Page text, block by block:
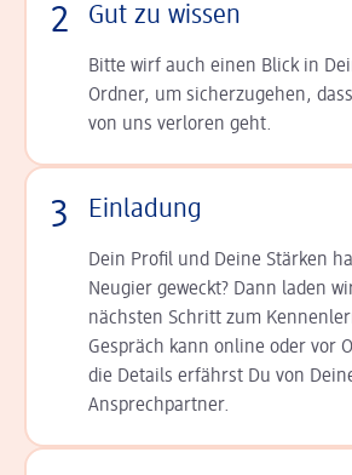
2 Gut zu wissen
Bitte wirf auch einen Blick in
Ordner, um sicherzugehen,
von uns verloren geht.
3 Einladung
Dein Profil und Deine Stär­ken
Neugier geweckt? Dann laden
nächsten Schritt zum
Gespräch kann online oder vor
die Details er­fährst Du von
Ansprechpartner.